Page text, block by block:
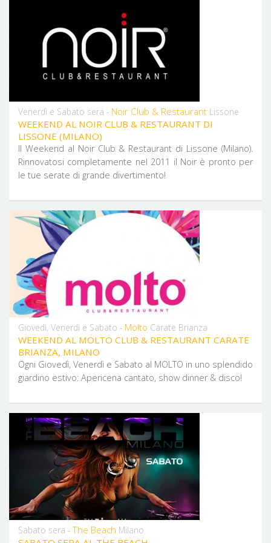
Venerdì e Sabato sera - Noir Club & Restaurant Lissone
WEEKEND AL NOIR CLUB & RESTAURANT DI
LISSONE (MILANO)
Il Weekend al Noir Club & Restaurant di Lissone (Milano).
Rinnovatosi completamente nel 2011 il Noir è pronto per
le tue serate di grande divertimento!
Giovedì, Venerdì e Sabato - Molto Carate Brianza
WEEKEND AL MOLTO CLUB & RESTAURANT CARATE
BRIANZA, MILANO
Ogni Giovedì, Venerdì e Sabato al MOLTO in uno splendido
giardino estivo: Apericena cantato, show dinner & disco!
Sabato sera -The Beach Milano